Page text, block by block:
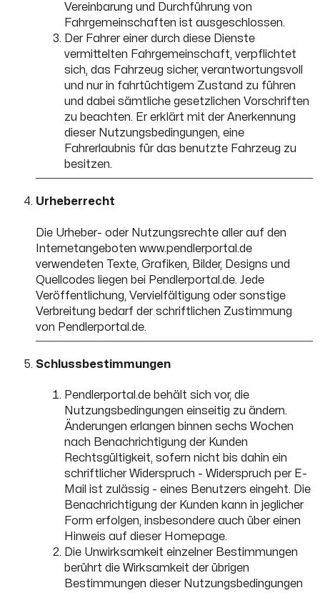
Vereinbarung und Durchführung von
Fahrgemeinschaften ist ausgeschlossen.
Der Fahrer einer durch diese Dienste
vermittelten Fahrgemeinschaft, verpflichtet
sich, das Fahrzeug sicher, verantwortungsvoll
und nur in fahrtüchtigem Zustand zu führen
und dabei sämtliche gesetzlichen Vorschriften
zu beachten. Er erklärt mit der Anerkennung
dieser Nutzungsbedingungen, eine
Fahrerlaubnis für das benutzte Fahrzeug zu
besitzen.
Urheberrecht
Die Urheber- oder Nutzungsrechte aller auf den
Internetangeboten www.pendlerportal.de
verwendeten Texte, Grafiken, Bilder, Designs und
Quellcodes liegen bei Pendlerportal.de. Jede
Veröffentlichung, Vervielfältigung oder sonstige
Verbreitung bedarf der schriftlichen Zustimmung
von Pendlerportal.de.
Schlussbestimmungen
Pendlerportal.de behält sich vor, die
Nutzungsbedingungen einseitig zu ändern.
Änderungen erlangen binnen sechs Wochen
nach Benachrichtigung der Kunden
Rechtsgültigkeit, sofern nicht bis dahin ein
schriftlicher Widerspruch - Widerspruch per E-
Mail ist zulässig - eines Benutzers eingeht. Die
Benachrichtigung der Kunden kann in jeglicher
Form erfolgen, insbesondere auch über einen
Hinweis auf dieser Homepage.
Die Unwirksamkeit einzelner Bestimmungen
berührt die Wirksamkeit der übrigen
Bestimmungen dieser Nutzungsbedingungen